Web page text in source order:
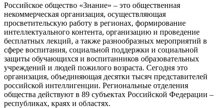
Российское общество «Знание» – это общественная
некоммерческая организация, осуществляющая
просветительскую работу в регионах, формирование
интеллектуального контента, организацию и проведение
бесплатных лекций, а также разнообразных мероприятий в
сфере воспитания, социальной поддержки и социальной
защиты обучающихся и воспитанников образовательных
учреждений и людей пожилого возраста. Сегодня это
организация, объединяющая десятки тысяч представителей
российской интеллигенции. Региональные отделения
общества действуют в 89 субъектах Российской Федерации –
республиках, краях и областях.